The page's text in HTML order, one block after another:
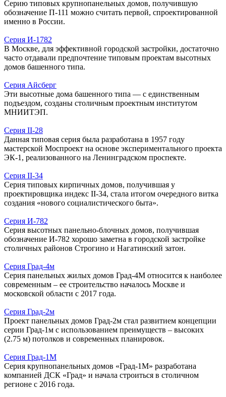
Серию типовых крупнопанельных домов, получившую
обозначение П-111 можно считать первой, спроектированной
именно в России.
Серия И-1782
В Москве, для эффективной городской застройки, достаточно
часто отдавали предпочтение типовым проектам высотных
домов башенного типа.
Серия Айсберг
Эти высотные дома башенного типа — с единственным
подъездом, созданы столичным проектным институтом
МНИИТЭП.
Серия II-28
Данная типовая серия была разработана в 1957 году
мастерской Моспроект на основе экспериментального проекта
ЭК-1, реализованного на Ленинградском проспекте.
Серия II-34
Серия типовых кирпичных домов, получившая у
проектировщика индекс II-34, стала итогом очередного витка
создания «нового социалистического быта».
Серия И-782
Серия высотных панельно-блочных домов, получившая
обозначение И-782 хорошо заметна в городской застройке
столичных районов Строгино и Нагатинский затон.
Серия Град-4м
Серия панельных жилых домов Град-4М относится к наиболее
современным – ее строительство началось Москве и
московской области с 2017 года.
Серия Град-2м
Проект панельных домов Град-2м стал развитием концепции
серии Град-1м с использованием преимуществ – высоких
(2.75 м) потолков и современных планировок.
Серия Град-1М
Серия крупнопанельных домов «Град-1М» разработана
компанией ДСК «Град» и начала строиться в столичном
регионе с 2016 года.